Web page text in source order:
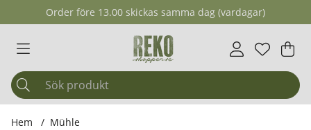
Order före 13.00 skickas samma dag (vardagar)
Antal i
. .
Hem Mühle